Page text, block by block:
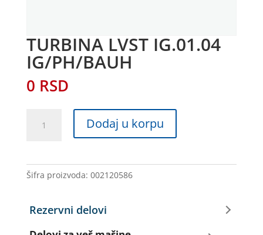
TURBINA LVST IG.01.04
IG/PH/BAUH
0 RSD
količina
Dodaj u korpu
Šifra proizvoda: 002120586
Rezervni delovi